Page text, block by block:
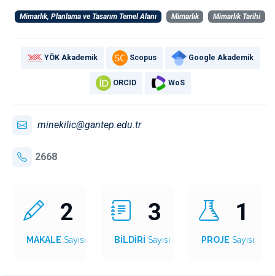
Mimarlık, Planlama ve Tasarım Temel Alanı Mimarlık Mimarlık Tarihi
YÖK Akademik Scopus Google Akademik
ORCID WoS
minekilic@gantep.edu.tr
2668
2
MAKALE Sayısı
3
BİLDİRİ Sayısı
1
PROJE Sayısı